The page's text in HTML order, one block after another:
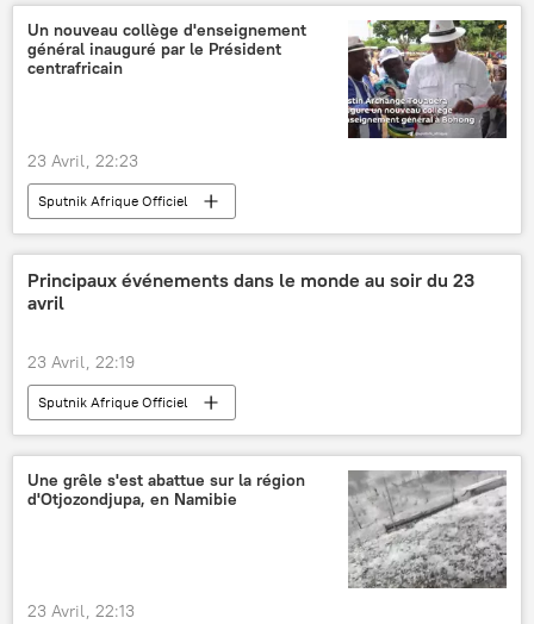
Un nouveau collège d'enseignement
général inauguré par le Président
centrafricain
23 Avril, 22:23
Sputnik Afrique Officiel
Principaux événements dans le monde au soir du 23
avril
23 Avril, 22:19
Sputnik Afrique Officiel
Une grêle s'est abattue sur la région
d'Otjozondjupa, en Namibie
23 Avril, 22:13